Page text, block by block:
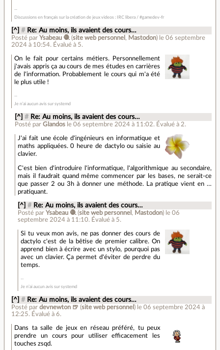
Discussions en français sur la création de jeux videos : IRC libera / #gamedev-fr
[^] # Re: Au moins, ils avaient des cours…
Posté par Ysabeau 🧶(site web personnel , Mastodon) le 06 septembre
2024 à 10:54. Évalué à 5.
On le fait pour certains métiers. Personnellement
j'avais appris ça au cours de mes études en carrières
de l'information. Probablement le cours qui m'a été
le plus utile !
Je n’ai aucun avis sur systemd
[^] # Re: Au moins, ils avaient des cours…
Posté par Glandos le 06 septembre 2024 à 11:02. Évalué à 2.
J'ai fait une école d'ingénieurs en informatique et
maths appliquées. 0 heure de dactylo ou saisie au
clavier.
C'est bien d'introduire l'informatique, l'algorithmique au secondaire,
mais il faudrait quand même commencer par les bases, ne serait-ce
que passer 2 ou 3h à donner une méthode. La pratique vient en …
pratiquant.
[^] # Re: Au moins, ils avaient des cours…
Posté par Ysabeau 🧶(site web personnel , Mastodon) le 06
septembre 2024 à 11:10. Évalué à 5.
Si tu veux mon avis, ne pas donner des cours de
dactylo c'est de la bêtise de premier calibre. On
apprend bien à écrire avec un stylo, pourquoi pas
avec un clavier. Ça permet d'éviter de perdre du
temps.
Je n’ai aucun avis sur systemd
[^] # Re: Au moins, ils avaient des cours…
Posté pardevnewton 🍺 (site web personnel ) le 06 septembre 2024 à
12:25. Évalué à6.
Dans ta salle de jeux en réseau préféré, tu peux
prendre un cours pour utiliser efficacement les
touches zsqd.